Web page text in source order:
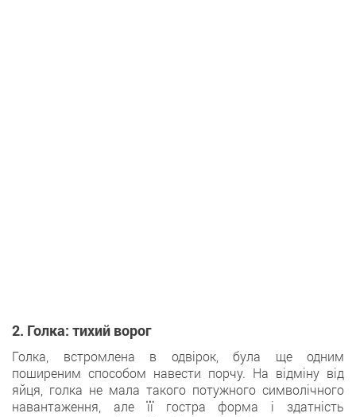
2. Голка: тихий ворог
Голка, встромлена в одвірок, була ще одним
поширеним способом навести порчу. На відміну від
яйця, голка не мала такого потужного символічного
навантаження, але її гостра форма і здатність